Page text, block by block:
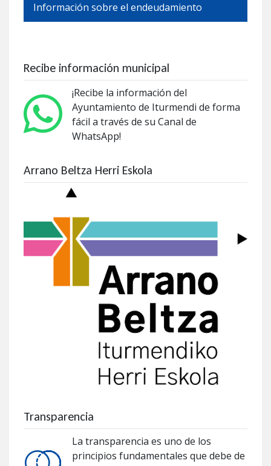
Información sobre el endeudamiento
Recibe información municipal
¡Recibe la información del
Ayuntamiento de Iturmendi de forma
fácil a través de su Canal de
WhatsApp!
Arrano Beltza Herri Eskola
Transparencia
La transparencia es uno de los
principios fundamentales que debe de